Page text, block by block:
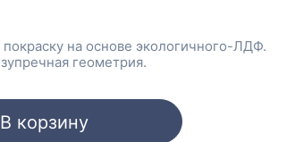
на основе экологичного-ЛДФ.
геометрия.
В корзину